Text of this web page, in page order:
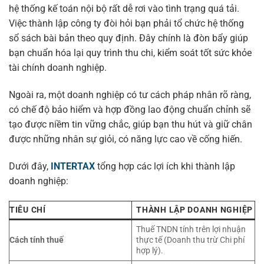
hệ thống kế toán nội bộ rất dễ rơi vào tình trạng quá tải.
Việc thành lập công ty đòi hỏi bạn phải tổ chức hệ thống
sổ sách bài bản theo quy định. Đây chính là đòn bẩy giúp
bạn chuẩn hóa lại quy trình thu chi, kiểm soát tốt sức khỏe
tài chính doanh nghiệp.
Ngoài ra, một doanh nghiệp có tư cách pháp nhân rõ ràng,
có chế độ bảo hiểm và hợp đồng lao động chuẩn chỉnh sẽ
tạo được niềm tin vững chắc, giúp bạn thu hút và giữ chân
được những nhân sự giỏi, có năng lực cao về cống hiến.
Dưới đây, INTERTAX tổng hợp các lợi ích khi thành lập
doanh nghiệp:
TIÊU CHÍ THÀNH LẬP DOANH NGHIỆP
Cách tính thuế
Thuế TNDN tính trên lợi nhuận
thực tế (Doanh thu trừ Chi phí
hợp lý).